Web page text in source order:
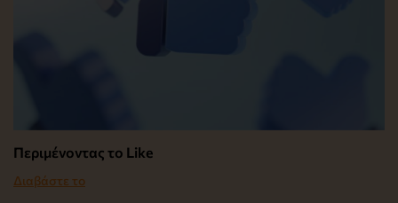
Περιμένοντας το Like
Διαβάστε το